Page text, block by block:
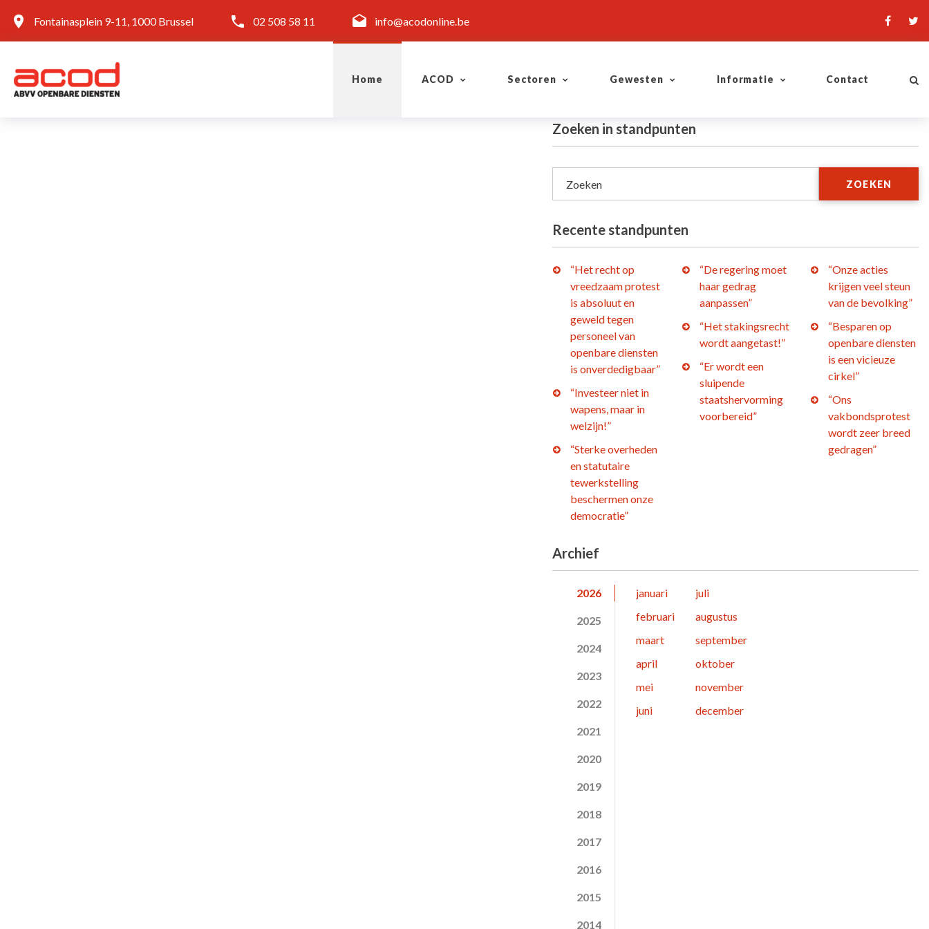
Fontainasplein 9-11, 1000 Brussel 02 508 58 11 info@acodonline.be
Home ACOD Sectoren Gewesten Informatie Contact
Zoeken in standpunten
Zoeken ZOEKEN
Recente standpunten
“Het recht op
vreedzaam protest
is absoluut en
geweld tegen
personeel van
openbare diensten
is onverdedigbaar”
“Investeer niet in
wapens, maar in
welzijn!”
“Sterke overheden
en statutaire
tewerkstelling
beschermen onze
democratie”
“De regering moet
haar gedrag
aanpassen”
“Het stakingsrecht
wordt aangetast!”
“Er wordt een
sluipende
staatshervorming
voorbereid”
“Onze acties
krijgen veel steun
van de bevolking”
“Besparen op
openbare diensten
is een vicieuze
cirkel”
“Ons
vakbondsprotest
wordt zeer breed
gedragen”
Archief
2026
2025
2024
2023
2022
2021
2020
2019
2018
2017
2016
2015
2014
januari
februari
maart
april
mei
juni
juli
augustus
september
oktober
november
december